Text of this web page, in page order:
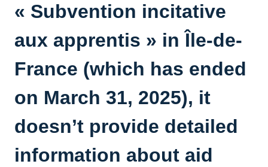
« Subvention incitative
aux apprentis » in Île-de-
France (which has ended
on March 31, 2025), it
doesn’t provide detailed
information about aid